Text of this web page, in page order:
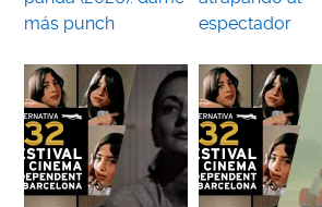
más punch
espectador